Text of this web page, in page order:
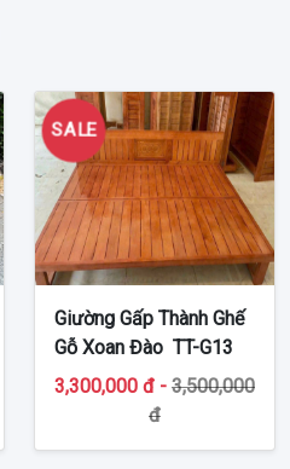
SALE
Giường Gấp Thành Ghế
Gỗ Xoan Đào TT-G13
3,300,000 đ - 3,500,000
đ